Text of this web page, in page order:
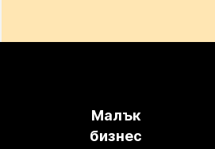
Малък
бизнес